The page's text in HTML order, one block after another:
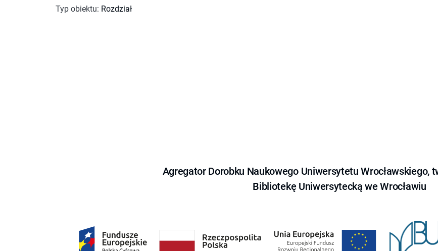
Typ obiektu: Rozdział
Agregator Dorobku Naukowego Uniwersytetu Wrocławskiego,
Bibliotekę Uniwersytecką we Wrocławiu